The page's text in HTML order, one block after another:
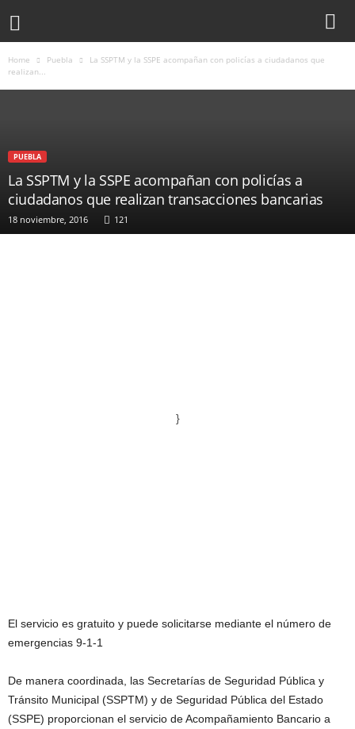
Home Puebla
La SSPTM y la SSPE acompañan con policías a ciudadanos que
realizan...
PUEBLA
La SSPTM y la SSPE acompañan con policías a
ciudadanos que realizan transacciones bancarias
18 noviembre, 2016 121
}
El servicio es gratuito y puede solicitarse mediante el número de
emergencias 9-1-1
De manera coordinada, las Secretarías de Seguridad Pública y
Tránsito Municipal (SSPTM) y de Seguridad Pública del Estado
(SSPE) proporcionan el servicio de Acompañamiento Bancario a